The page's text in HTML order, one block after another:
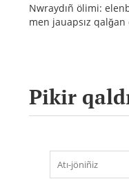
Nwraydıñ ölimi:
men jauapsız
Pikir